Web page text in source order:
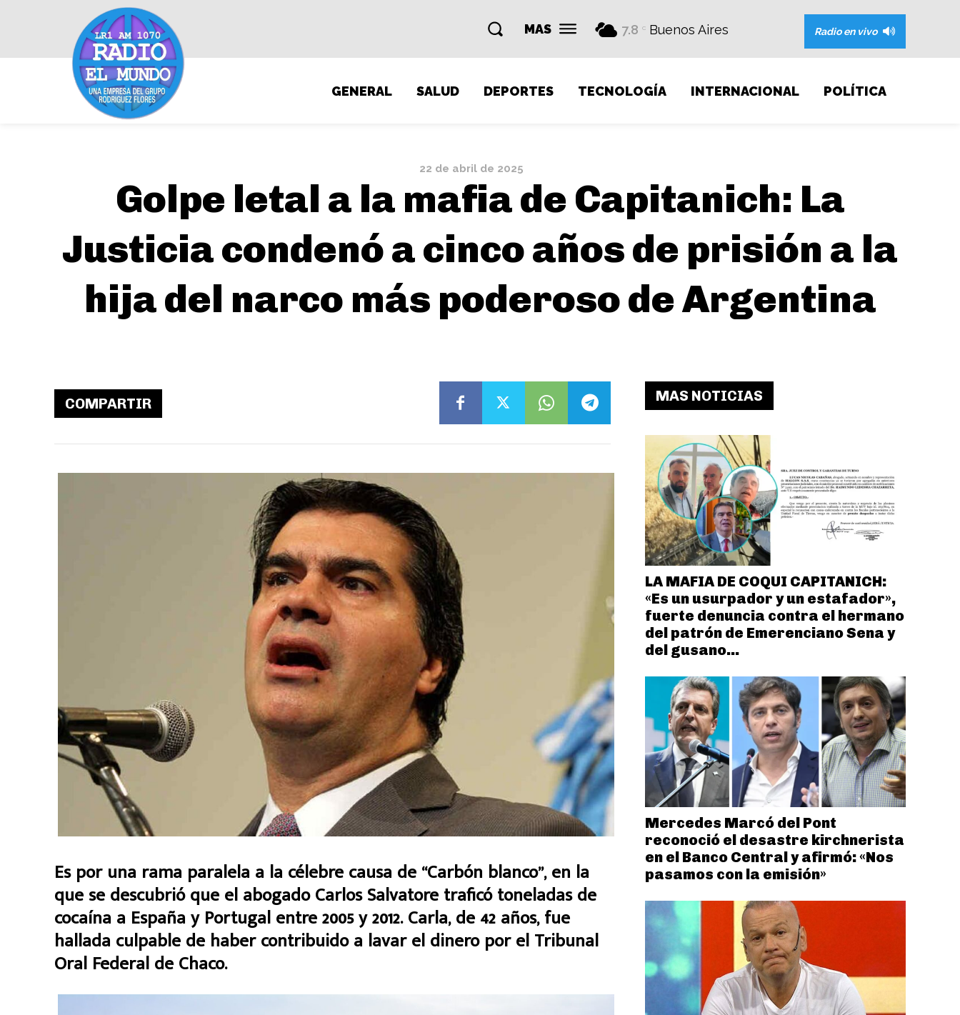
MAS 7.8 C Buenos Aires Radio en vivo
GENERAL SALUD DEPORTES TECNOLOGÍA INTERNACIONAL POLÍTICA
22 de abril de 2025
Golpe letal a la mafia de Capitanich: La
Justicia condenó a cinco años de prisión a la
hija del narco más poderoso de Argentina
COMPARTIR
Es por una rama paralela a la célebre causa de “Carbón blanco”, en la
que se descubrió que el abogado Carlos Salvatore traficó toneladas de
cocaína a España y Portugal entre 2005 y 2012. Carla, de 42 años, fue
hallada culpable de haber contribuido a lavar el dinero por el Tribunal
Oral Federal de Chaco.
MAS NOTICIAS
LA MAFIA DE COQUI CAPITANICH:
«Es un usurpador y un estafador»,
fuerte denuncia contra el hermano
del patrón de Emerenciano Sena y
del gusano...
Mercedes Marcó del Pont
reconoció el desastre kirchnerista
en el Banco Central y afirmó: «Nos
pasamos con la emisión»